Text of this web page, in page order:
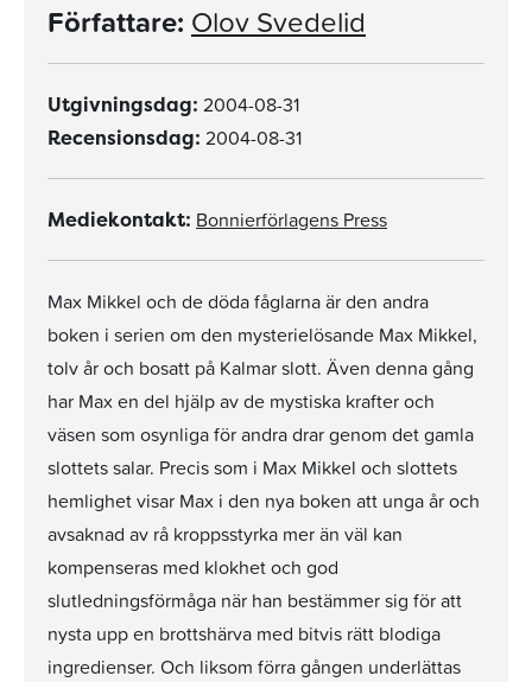
Författare: Olov Svedelid
Utgivningsdag: 2004-08-31
Recensionsdag: 2004-08-31
Mediekontakt: Bonnierförlagens Press
Max Mikkel och de döda fåglarna är den andra
boken i serien om den mysterielösande Max Mikkel,
tolv år och bosatt på Kalmar slott. Även denna gång
har Max en del hjälp av de mystiska krafter och
väsen som osynliga för andra drar genom det gamla
slottets salar. Precis som i Max Mikkel och slottets
hemlighet visar Max i den nya boken att unga år och
avsaknad av rå kroppsstyrka mer än väl kan
kompenseras med klokhet och god
slutledningsförmåga när han bestämmer sig för att
nysta upp en brottshärva med bitvis rätt blodiga
ingredienser. Och liksom förra gången underlättas